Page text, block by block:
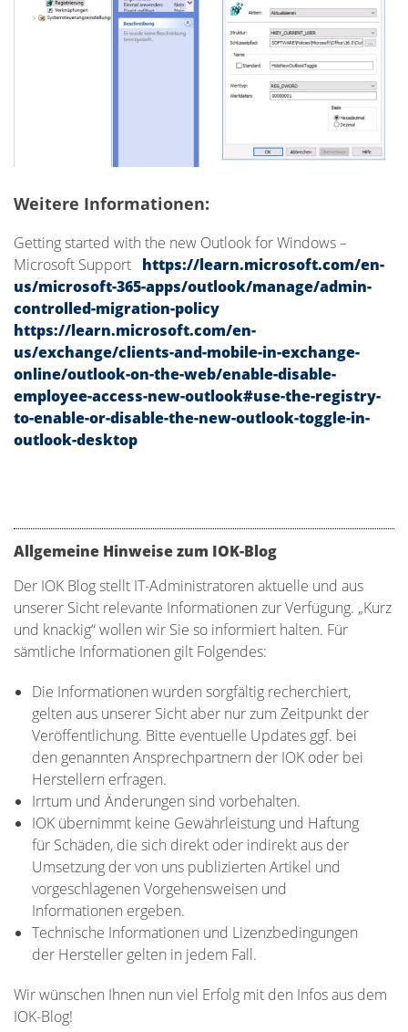
Weitere Informationen:
Getting started with the new Outlook for Windows –
Microsoft Support https://learn.microsoft.com/en-
us/microsoft-365-apps/outlook/manage/admin-
controlled-migration-policy
https://learn.microsoft.com/en-
us/exchange/clients-and-mobile-in-exchange-
online/outlook-on-the-web/enable-disable-
employee-access-new-outlook#use-the-registry-
to-enable-or-disable-the-new-outlook-toggle-in-
outlook-desktop
Allgemeine Hinweise zum IOK-Blog
Der IOK Blog stellt IT-Administratoren aktuelle und aus
unserer Sicht relevante Informationen zur Verfügung. „Kurz
und knackig“ wollen wir Sie so informiert halten. Für
sämtliche Informationen gilt Folgendes:
Die Informationen wurden sorgfältig recherchiert,
gelten aus unserer Sicht aber nur zum Zeitpunkt der
Veröffentlichung. Bitte eventuelle Updates ggf. bei
den genannten Ansprechpartnern der IOK oder bei
Herstellern erfragen.
Irrtum und Änderungen sind vorbehalten.
IOK übernimmt keine Gewährleistung und Haftung
für Schäden, die sich direkt oder indirekt aus der
Umsetzung der von uns publizierten Artikel und
vorgeschlagenen Vorgehensweisen und
Informationen ergeben.
Technische Informationen und Lizenzbedingungen
der Hersteller gelten in jedem Fall.
Wir wünschen Ihnen nun viel Erfolg mit den Infos aus dem
IOK-Blog!